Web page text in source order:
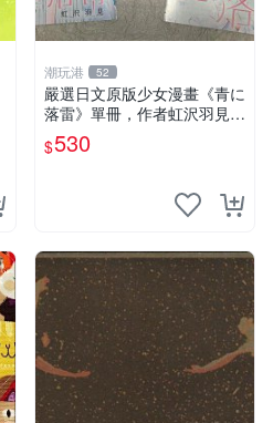
潮玩港 52
嚴選日文原版少女漫畫《青に
落雷》單冊，作者虹沢羽見精
心創作，封面藍玫瑰情侶插畫
唯美動人， STORY 32 及カ
$530